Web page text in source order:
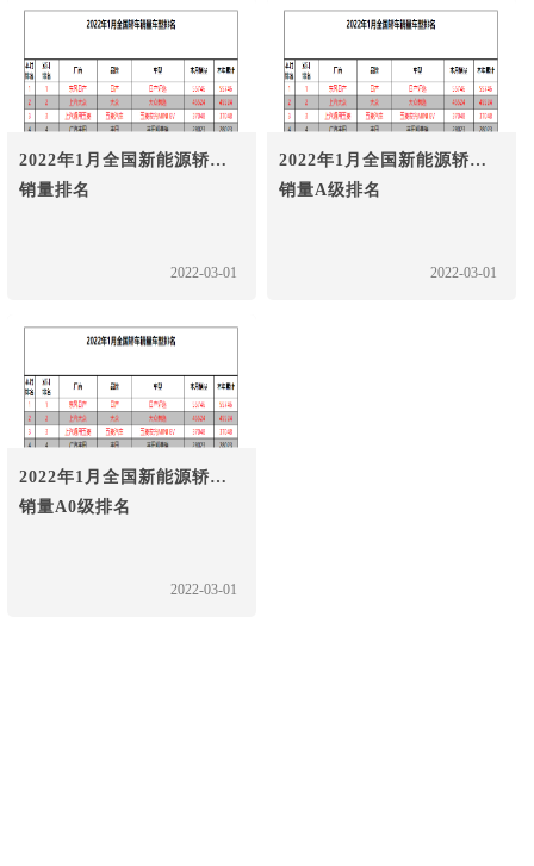
2022年1月全国新能源轿车
销量排名
2022-03-01
2022年1月全国新能源轿车
销量A级排名
2022-03-01
2022年1月全国新能源轿车
销量A0级排名
2022-03-01